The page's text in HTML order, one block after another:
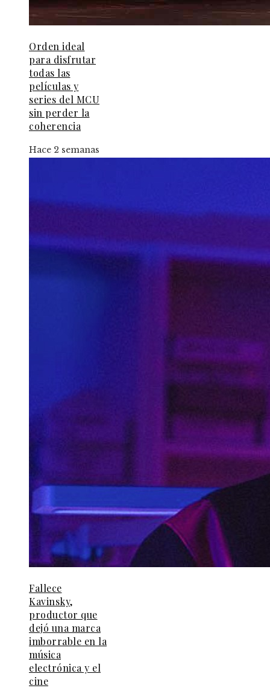
Orden ideal
para disfrutar
todas las
películas y
series del MCU
sin perder la
coherencia
Hace 2 semanas
Fallece
Kavinsky,
productor que
dejó una marca
imborrable en la
música
electrónica y el
cine